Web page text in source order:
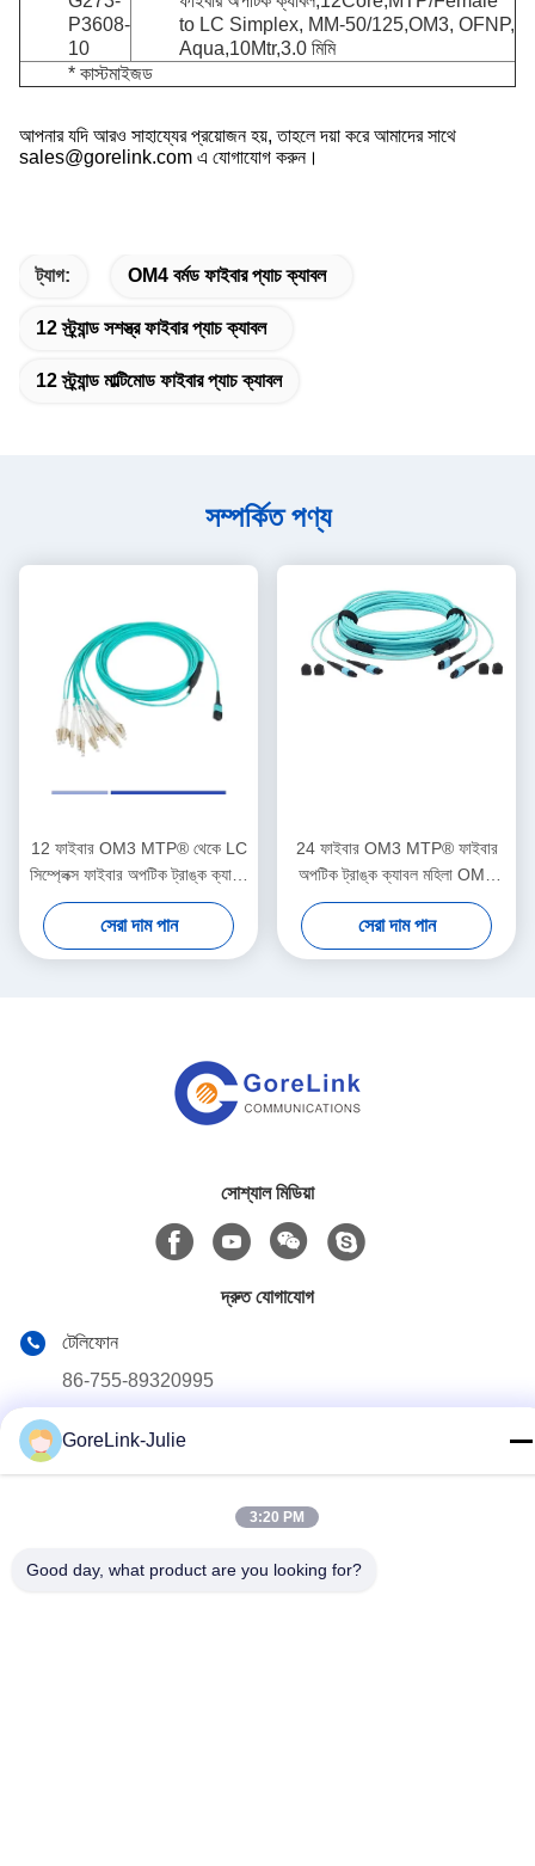
P3608-
10
to LC Simplex, MM-50/125,OM3, OFNP,
Aqua,10Mtr,3.0 মিমি
* কাস্টমাইজড
আপনার যদি আরও সাহায্যের প্রয়োজন হয়, তাহলে দয়া করে আমাদের সাথে
sales@gorelink.com এ যোগাযোগ করুন।
ট্যাগ: OM4 বর্মড ফাইবার প্যাচ ক্যাবল
12 স্ট্র্যান্ড সশস্ত্র ফাইবার প্যাচ ক্যাবল
12 স্ট্র্যান্ড মাল্টিমোড ফাইবার প্যাচ ক্যাবল
সম্পর্কিত পণ্য
12 ফাইবার OM3 MTP® থেকে LC
সিম্প্লেক্স ফাইবার অপটিক ট্রাঙ্ক ক্যাবল
মহিলা LSZH প্যাচ কর্ড 1m
সেরা দাম পান
24 ফাইবার OM3 MTP® ফাইবার
অপটিক ট্রাঙ্ক ক্যাবল মহিলা OM3
মাল্টিমোড 3m LSZH
সেরা দাম পান
সোশ্যাল মিডিয়া
দ্রুত যোগাযোগ
টেলিফোন
86-755-89320995
ই-মেইল
GoreLink-Julie
3:20 PM
Good day, what product are you looking for?